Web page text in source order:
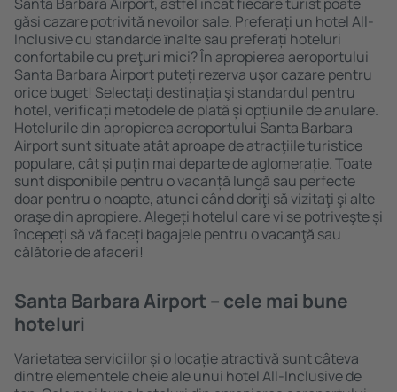
găsi cazare potrivită nevoilor sale. Preferați un hotel All-
Inclusive cu standarde ȋnalte sau preferați hoteluri
confortabile cu preţuri mici? În apropierea aeroportului
Santa Barbara Airport puteți rezerva uşor cazare pentru
orice buget! Selectați destinația şi standardul pentru
hotel, verificați metodele de plată și opțiunile de anulare.
Hotelurile din apropierea aeroportului Santa Barbara
Airport sunt situate atât aproape de atracţiile turistice
populare, cât și puțin mai departe de aglomerație. Toate
sunt disponibile pentru o vacanță lungă sau perfecte
doar pentru o noapte, atunci când doriţi să vizitaţi şi alte
oraşe din apropiere. Alegeți hotelul care vi se potriveşte și
începeți să vă faceți bagajele pentru o vacanţă sau
călătorie de afaceri!
Santa Barbara Airport – cele mai bune
hoteluri
Varietatea serviciilor și o locație atractivă sunt câteva
dintre elementele cheie ale unui hotel All-Inclusive de